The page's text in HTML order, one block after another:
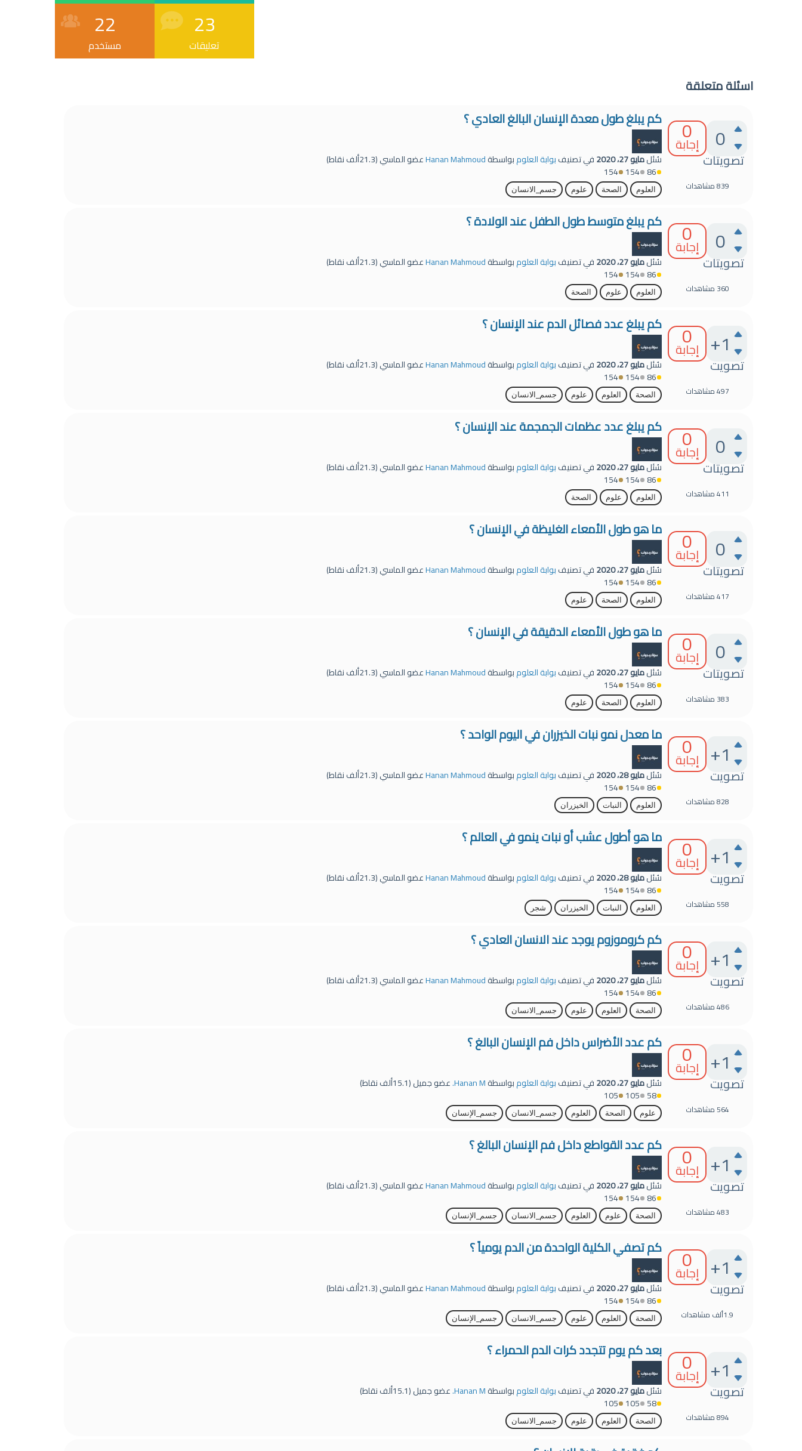
23
تعليقات
22
مستخدم
اسئلة متعلقة
0
تصويتات
0
إجابة
839مشاهدات
كم يبلغ طول معدة الإنسان البالغ العادي ؟
سُئلمايو 27، 2020 في تصنيفبوابة العلومبواسطةHanan Mahmoudعضو الماسي(21.3ألف
نقاط)
86
154
154
العلوم الصحة علوم جسم_الانسان
0
تصويتات
0
إجابة
360 مشاهدات
كم يبلغ متوسط طول الطفل عند الولادة ؟
سُئلمايو 27، 2020 في تصنيفبوابة العلومبواسطةHanan Mahmoudعضو الماسي(21.3ألف
نقاط)
86
154
154
العلوم علوم الصحة
+1
تصويت
0
إجابة
497مشاهدات
كم يبلغ عدد فصائل الدم عند الإنسان ؟
سُئلمايو 27، 2020 في تصنيفبوابة العلومبواسطةHanan Mahmoudعضو الماسي(21.3ألف
نقاط)
86
154
154
الصحة العلوم علوم جسم_الانسان
0
تصويتات
0
إجابة
411مشاهدات
كم يبلغ عدد عظمات الجمجمة عند الإنسان ؟
سُئلمايو 27، 2020 في تصنيفبوابة العلومبواسطةHanan Mahmoudعضو الماسي(21.3ألف
نقاط)
86
154
154
العلوم علوم الصحة
0
تصويتات
0
إجابة
417مشاهدات
ما هو طول الأمعاء الغليظة في الإنسان ؟
سُئلمايو 27، 2020 في تصنيفبوابة العلومبواسطةHanan Mahmoudعضو الماسي(21.3ألف
نقاط)
86
154
154
العلوم الصحة علوم
0
تصويتات
0
إجابة
383 مشاهدات
ما هو طول الأمعاء الدقيقة في الإنسان ؟
سُئلمايو 27، 2020 في تصنيفبوابة العلومبواسطةHanan Mahmoudعضو الماسي(21.3ألف
نقاط)
86
154
154
العلوم الصحة علوم
+1
تصويت
0
إجابة
828مشاهدات
ما معدل نمو نبات الخيزران في اليوم الواحد ؟
سُئلمايو 28، 2020 في تصنيفبوابة العلومبواسطةHanan Mahmoudعضو الماسي(21.3ألف
نقاط)
86
154
154
العلوم النبات الخيزران
+1
تصويت
0
إجابة
558مشاهدات
ما هو أطول عشب أو نبات ينمو في العالم ؟
سُئلمايو 28، 2020 في تصنيفبوابة العلومبواسطةHanan Mahmoudعضو الماسي(21.3ألف
نقاط)
86
154
154
العلوم النبات الخيزران شجر
+1
تصويت
0
إجابة
486مشاهدات
كم كروموزوم يوجد عند الانسان العادي ؟
سُئلمايو 27، 2020 في تصنيفبوابة العلومبواسطةHanan Mahmoudعضو الماسي(21.3ألف
نقاط)
86
154
154
الصحة العلوم علوم جسم_الانسان
+1
تصويت
0
إجابة
564مشاهدات
كم عدد الأضراس داخل فم الإنسان البالغ ؟
سُئلمايو 27، 2020 في تصنيفبوابة العلومبواسطةHanan M. عضو جميل(15.1ألف
نقاط)
58
105
105
علوم الصحة العلوم جسم_الانسان جسم_الإنسان
+1
تصويت
0
إجابة
483مشاهدات
كم عدد القواطع داخل فم الإنسان البالغ ؟
سُئلمايو 27، 2020 في تصنيفبوابة العلومبواسطةHanan Mahmoudعضو الماسي(21.3ألف
نقاط)
86
154
154
الصحة علوم العلوم جسم_الانسان جسم_الإنسان
+1
تصويت
0
إجابة
1.9ألف مشاهدات
كم تصفي الكلية الواحدة من الدم يومياً ؟
سُئلمايو 27، 2020 في تصنيفبوابة العلومبواسطةHanan Mahmoudعضو الماسي(21.3ألف
نقاط)
86
154
154
الصحة العلوم علوم جسم_الانسان جسم_الإنسان
+1
تصويت
0
إجابة
894مشاهدات
بعد كم يوم تتجدد كرات الدم الحمراء ؟
سُئلمايو 27، 2020 في تصنيفبوابة العلومبواسطةHanan M. عضو جميل(15.1ألف
نقاط)
58
105
105
الصحة العلوم علوم جسم_الانسان